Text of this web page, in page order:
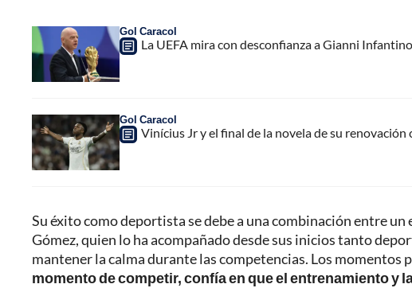
Gol Caracol
La UEFA mira con desconfianza a Gianni
Gol Caracol
Vinícius Jr y el final de la novela de su
Su éxito como deportista se debe a una combinación entre
Gómez, quien lo ha acompañado desde sus inicios tanto
mantener la calma durante las competencias. Los momentos
momento de competir, confía en que el entrenamiento y